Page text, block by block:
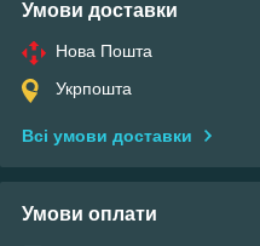
Умови доставки
Нова Пошта
Укрпошта
Всі умови доставки
Умови оплати